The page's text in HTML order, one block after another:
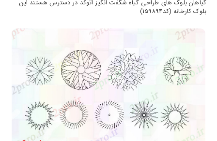
گیاهان بلوک های طراحی گیاه شگفت انگیز اتوکد در دسترس هستند این
بلوک کارخانه (کد159894)